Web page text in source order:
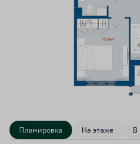
Планировка На этаже В